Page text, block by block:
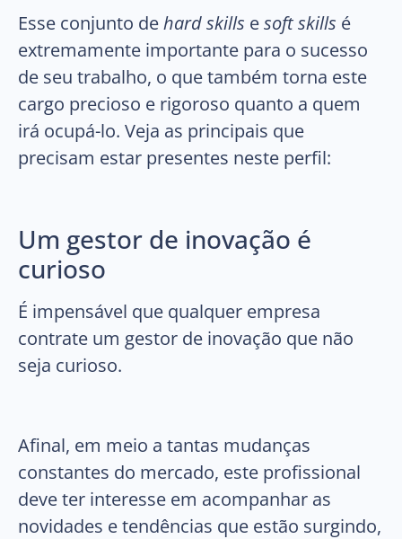
Esse conjunto dehard skills esoft skills é
extremamente importante para o sucesso
de seu trabalho, o que também torna este
cargo precioso e rigoroso quanto a quem
irá ocupá-lo. Veja as principais que
precisam estar presentes neste perfil:
Um gestor de inovação é
curioso
É impensável que qualquer empresa
contrate um gestor de inovação que não
seja curioso.
Afinal, em meio a tantas mudanças
constantes do mercado, este profissional
deve ter interesse em acompanhar as
novidades e tendências que estão surgindo,